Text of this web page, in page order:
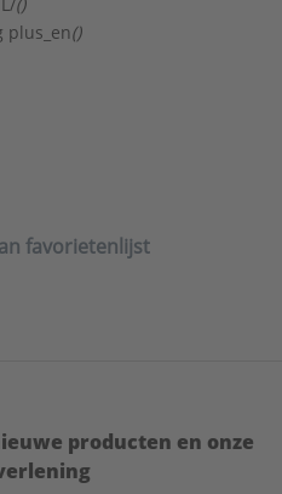
plus_en()
favorietenlijst
producten en onze